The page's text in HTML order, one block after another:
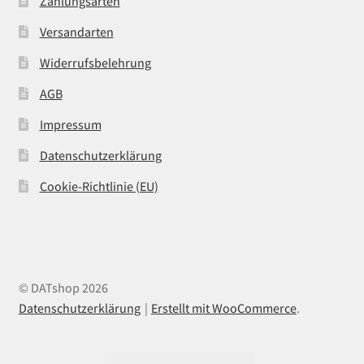
Versandarten
Widerrufsbelehrung
AGB
Impressum
Datenschutzerklärung
Cookie-Richtlinie (EU)
© DATshop 2026
Datenschutzerklärung
Erstellt mit WooCommerce.